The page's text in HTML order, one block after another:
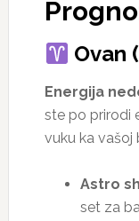
Ovan
Energija
ste po prirodi
vuku ka vašoj
Astro
set za